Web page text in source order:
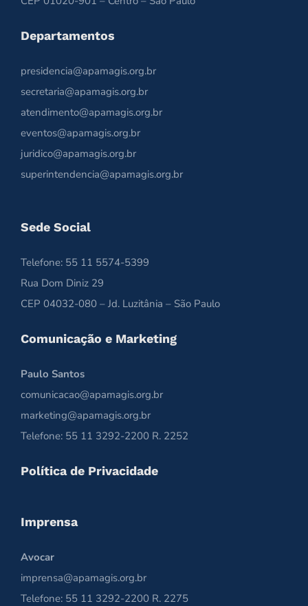
Departamentos
presidencia@apamagis.org.br
secretaria@apamagis.org.br
atendimento@apamagis.org.br
eventos@apamagis.org.br
juridico@apamagis.org.br
superintendencia@apamagis.org.br
Sede Social
Telefone: 55 11 5574-5399
Rua Dom Diniz 29
CEP 04032-080 – Jd. Luzitânia – São Paulo
Comunicação e Marketing
Paulo Santos
comunicacao@apamagis.org.br
marketing@apamagis.org.br
Telefone: 55 11 3292-2200 R. 2252
Política de Privacidade
Imprensa
Avocar
imprensa@apamagis.org.br
Telefone: 55 11 3292-2200 R. 2275